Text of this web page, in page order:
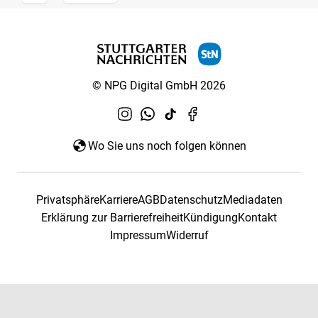
© NPG Digital GmbH 2026
Wo Sie uns noch folgen können
PrivatsphäreKarriereAGBDatenschutzMediadaten
Erklärung zur BarrierefreiheitKündigungKontakt
ImpressumWiderruf